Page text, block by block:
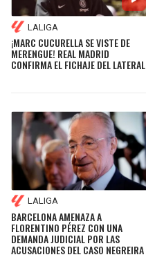
LALIGA
¡MARC CUCURELLA SE VISTE DE
MERENGUE! REAL MADRID
CONFIRMA EL FICHAJE DEL LATERAL
LALIGA
BARCELONA AMENAZA A
FLORENTINO PÉREZ CON UNA
DEMANDA JUDICIAL POR LAS
ACUSACIONES DEL CASO NEGREIRA